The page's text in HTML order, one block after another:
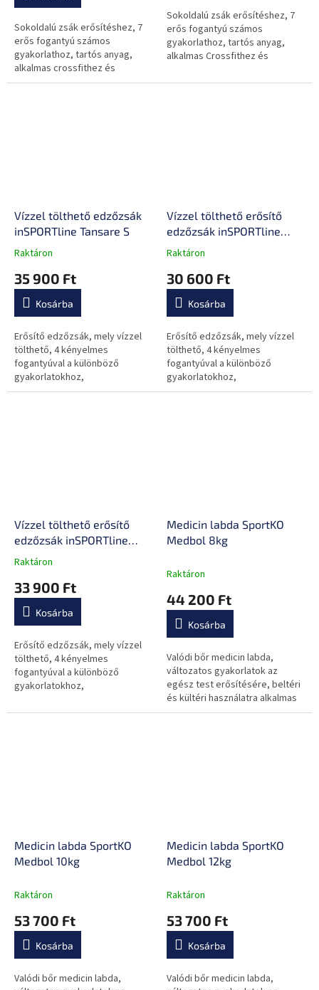
Sokoldalú zsák erősítéshez, 7
erős fogantyú számos
gyakorlathoz, tartós anyag,
alkalmas crossfithez és
köredzéshez.
0,0
csillag.
Sokoldalú zsák erősítéshez, 7
erős fogantyú számos
gyakorlathoz, tartós anyag,
alkalmas Crossfithez és
Vízzel tölthető edzőzsák
inSPORTline Tansare S
A
átlagos
értékelése
0,0
csillag.
Raktáron
35 900 Ft
Kosárba
Erősítő edzőzsák, mely vízzel
tölthető, 4 kényelmes
fogantyúval a különböző
gyakorlatokhoz,
crosstraininghez és
Vízzel tölthető erősítő
edzőzsák inSPORTline
Tansare M
A
átlagos
értékelése
0,0
csillag.
Raktáron
30 600 Ft
Kosárba
Erősítő edzőzsák, mely vízzel
tölthető, 4 kényelmes
fogantyúval a különböző
gyakorlatokhoz,
crosstraininghez és
Vízzel tölthető erősítő
edzőzsák inSPORTline
Tansare L
A
átlagos
értékelése
0,0
csillag.
Raktáron
33 900 Ft
Kosárba
Erősítő edzőzsák, mely vízzel
tölthető, 4 kényelmes
fogantyúval a különböző
gyakorlatokhoz,
köredzésekre
Medicin labda SportKO
Medbol 8kg
Raktáron
44 200 Ft
Kosárba
Valódi bőr medicin labda,
változatos gyakorlatok az
egész test erősítésére, beltéri
és kültéri használatra alkalmas
Medicin labda SportKO
Medbol 10kg
Raktáron
53 700 Ft
Kosárba
Valódi bőr medicin labda,
Medicin labda SportKO
Medbol 12kg
Raktáron
53 700 Ft
Kosárba
Valódi bőr medicin labda,